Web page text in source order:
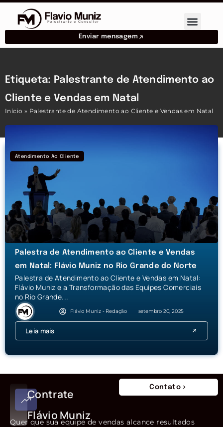
Enviar mensagem
Etiqueta: Palestrante de Atendimento ao
Cliente e Vendas em Natal
Início » Palestrante de Atendimento ao Cliente e Vendas em Natal
Atendimento Ao Cliente
Palestra de Atendimento ao Cliente e Vendas
em Natal: Flávio Muniz no Rio Grande do Norte
Palestra de Atendimento ao Cliente e Vendas em Natal:
Flávio Muniz e a Transformação das Equipes Comerciais
no Rio Grande...
Flávio Muniz - Redação setembro 20, 2025
Leia mais
Contrate
Flávio Muniz
Contato
Quer que sua equipe de vendas alcance resultados